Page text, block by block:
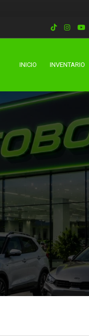
INICIO INVENTARIO